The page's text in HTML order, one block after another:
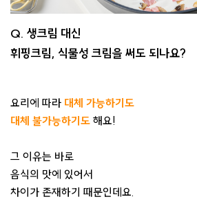
Q. 생크림 대신
휘핑크림, 식물성 크림을 써도 되나요?
요리에 따라 대체 가능하기도
대체 불가능하기도 해요!
그 이유는 바로
음식의 맛에 있어서
차이가 존재하기 때문인데요.